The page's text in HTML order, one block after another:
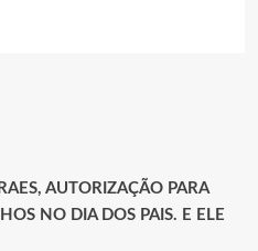
AUTORIZAÇÃO PARA
NO DIA DOS PAIS. E ELE